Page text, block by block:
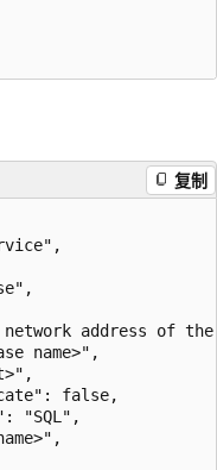
复制
address of
name>",
false,
"SQL",